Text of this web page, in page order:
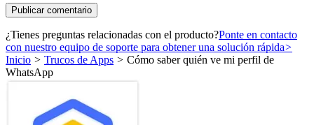
¿Tienes preguntas relacionadas con el producto?Ponte en contacto
con nuestro equipo de soporte para obtener una solución rápida>
Inicio > Trucos de Apps > Cómo saber quién ve mi perfil de
WhatsApp